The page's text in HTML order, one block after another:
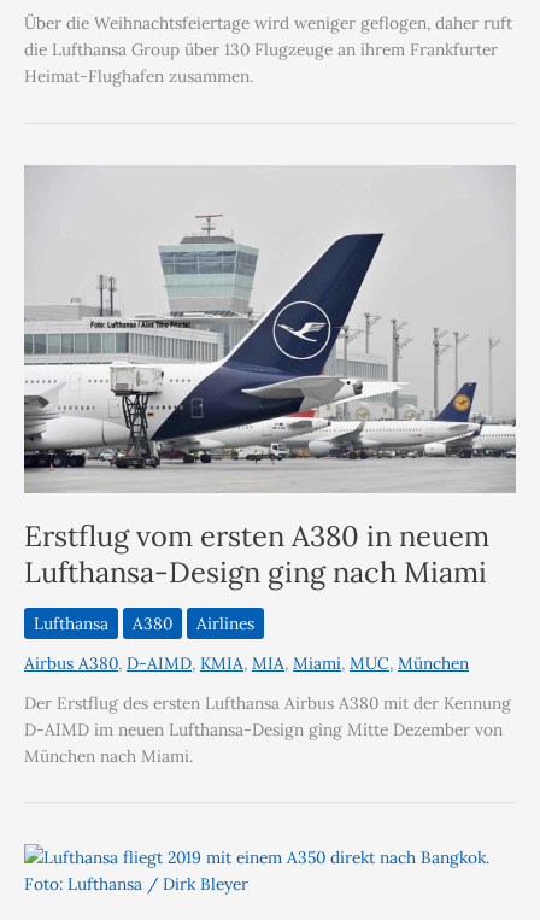
Über die Weihnachtsfeiertage wird weniger geflogen, daher ruft
die Lufthansa Group über 130 Flugzeuge an ihrem Frankfurter
Heimat-Flughafen zusammen.
Erstflug vom ersten A380 in neuem
Lufthansa-Design ging nach Miami
Lufthansa A380
Airlines
Airbus A380, D-AIMD, KMIA, MIA, Miami, MUC, München
Der Erstflug des ersten Lufthansa Airbus A380 mit der Kennung
D-AIMD im neuen Lufthansa-Design ging Mitte Dezember von
München nach Miami.